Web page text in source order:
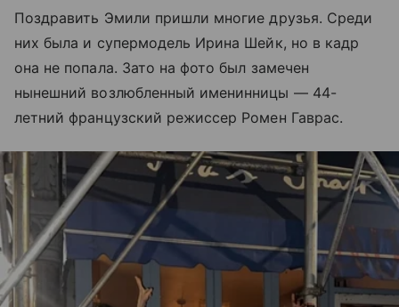
Поздравить Эмили пришли многие друзья. Среди
них была и супермодель Ирина Шейк, но в кадр
она не попала. Зато на фото был замечен
нынешний возлюбленный именинницы — 44-
летний французский режиссер Ромен Гаврас.